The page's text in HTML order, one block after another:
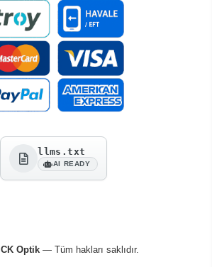
llms.txt
AI READY
CK Optik— Tüm hakları saklıdır.